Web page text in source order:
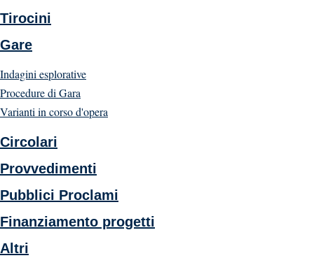
Tirocini
Gare
Indagini esplorative
Procedure di Gara
Varianti in corso d'opera
Circolari
Provvedimenti
Pubblici Proclami
Finanziamento progetti
Altri